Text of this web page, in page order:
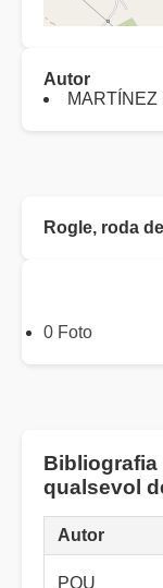
Autor
MARTÍNEZ
Rogle, roda
0 Foto
Bibliografia
qualsevol
Autor
POU